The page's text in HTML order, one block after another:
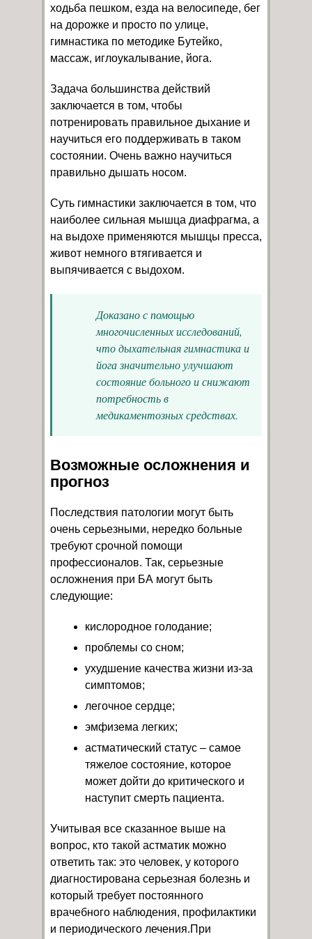
ходьба пешком, езда на велосипеде, бег
на дорожке и просто по улице,
гимнастика по методике Бутейко,
массаж, иглоукалывание, йога.
Задача большинства действий
заключается в том, чтобы
потренировать правильное дыхание и
научиться его поддерживать в таком
состоянии. Очень важно научиться
правильно дышать носом.
Суть гимнастики заключается в том, что
наиболее сильная мышца диафрагма, а
на выдохе применяются мышцы пресса,
живот немного втягивается и
выпячивается с выдохом.
Доказано с помощью
многочисленных исследований,
что дыхательная гимнастика и
йога значительно улучшают
состояние больного и снижают
потребность в
медикаментозных средствах.
Возможные осложнения и
прогноз
Последствия патологии могут быть
очень серьезными, нередко больные
требуют срочной помощи
профессионалов. Так, серьезные
осложнения при БА могут быть
следующие:
кислородное голодание;
проблемы со сном;
ухудшение качества жизни из-за
симптомов;
легочное сердце;
эмфизема легких;
астматический статус – самое
тяжелое состояние, которое
может дойти до критического и
наступит смерть пациента.
Учитывая все сказанное выше на
вопрос, кто такой астматик можно
ответить так: это человек, у которого
диагностирована серьезная болезнь и
который требует постоянного
врачебного наблюдения, профилактики
и периодического лечения.При